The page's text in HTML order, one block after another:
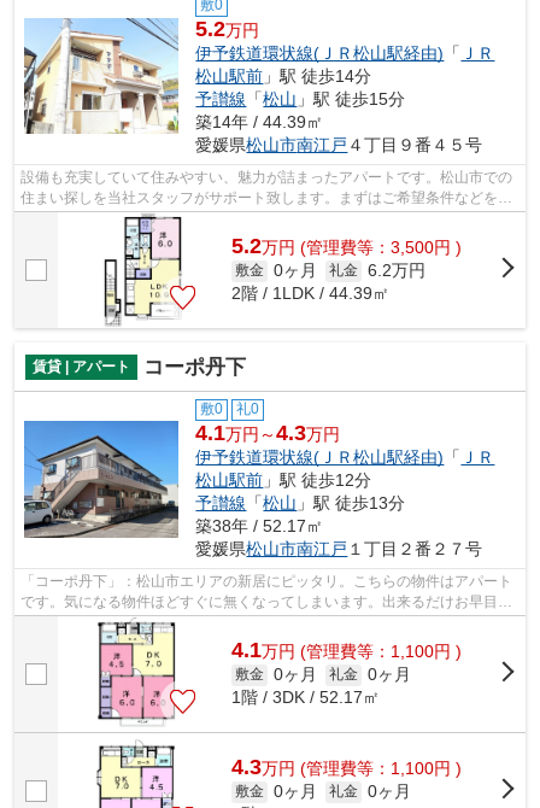
敷0
5.2万円
伊予鉄道環状線(ＪＲ松山駅経由) 「 ＪＲ
松山駅前 」駅 徒歩14分
予讃線 「松山 」駅 徒歩15分
築14年 / 44.39㎡
愛媛県松山市南江戸 ４丁目９番４５号
設備も充実していて住みやすい、魅力が詰まったアパートです。松山市での
住まい探しを当社スタッフがサポート致します。まずはご希望条件などをお
申しつけください。それを元にお客様...
5.2万円 (管理費等：3,500円 )
敷金 0ヶ月 礼金 6.2万円
2階 / 1LDK / 44.39㎡
賃貸 | アパート コーポ丹下
敷0 礼0
4.1万円～4.3万円
伊予鉄道環状線(ＪＲ松山駅経由) 「 ＪＲ
松山駅前 」駅 徒歩12分
予讃線 「松山 」駅 徒歩13分
築38年 / 52.17㎡
愛媛県松山市南江戸 １丁目２番２７号
「コーポ丹下」：松山市エリアの新居にピッタリ。こちらの物件はアパート
です。気になる物件ほどすぐに無くなってしまいます。出来るだけお早目に
お問い合わせください。スタッフ一同...
4.1万円 (管理費等：1,100円 )
敷金 0ヶ月 礼金 0ヶ月
1階 / 3DK / 52.17㎡
4.3万円 (管理費等：1,100円 )
敷金 0ヶ月 礼金 0ヶ月